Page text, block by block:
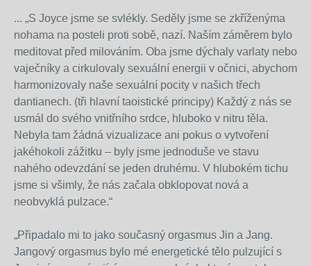
... „S Joyce jsme se svlékly. Seděly jsme se zkříženýma
nohama na posteli proti sobě, nazí. Naším záměrem bylo
meditovat před milováním. Oba jsme dýchaly varlaty nebo
vaječníky a cirkulovaly sexuální energii v očnici, abychom
harmonizovaly naše sexuální pocity v našich třech
dantianech. (tři hlavní taoistické principy) Každý z nás se
usmál do svého vnitřního srdce, hluboko v nitru těla.
Nebyla tam žádná vizualizace ani pokus o vytvoření
jakéhokoli zážitku – byly jsme jednoduše ve stavu
nahého odevzdání se jeden druhému. V hlubokém tichu
jsme si všimly, že nás začala obklopovat nová a
neobvyklá pulzace.“
„Připadalo mi to jako současný orgasmus Jin a Jang.
Jangový orgasmus bylo mé energetické tělo pulzující s